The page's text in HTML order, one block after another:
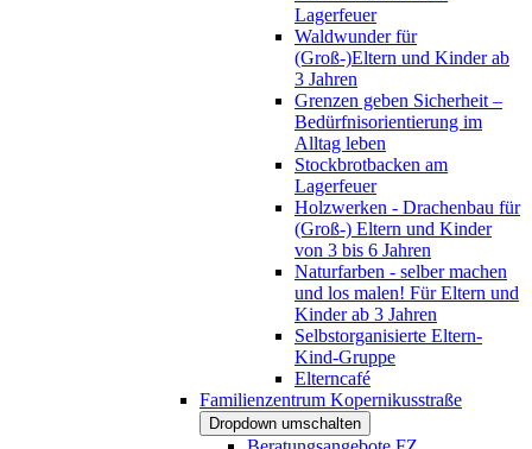
Lagerfeuer
Waldwunder für
(Groß-)Eltern und Kinder ab
3 Jahren
Grenzen geben Sicherheit –
Bedürfnisorientierung im
Alltag leben
Stockbrotbacken am
Lagerfeuer
Holzwerken - Drachenbau für
(Groß-) Eltern und Kinder
von 3 bis 6 Jahren
Naturfarben - selber machen
und los malen! Für Eltern und
Kinder ab 3 Jahren
Selbstorganisierte Eltern-
Kind-Gruppe
Elterncafé
Familienzentrum Kopernikusstraße
Dropdown umschalten